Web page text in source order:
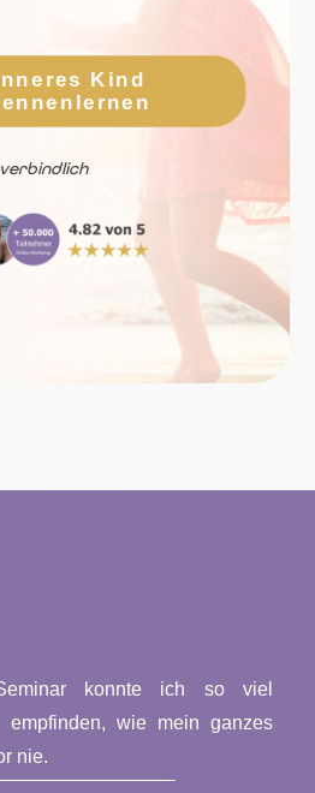
Kind
konnte ich so viel
empfinden, wie mein ganzes
nie.